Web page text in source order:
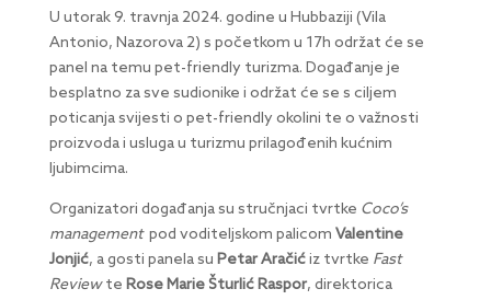
U utorak 9. travnja 2024. godine u Hubbaziji (Vila
Antonio, Nazorova 2) s početkom u 17h održat će se
panel na temu pet-friendly turizma. Događanje je
besplatno za sve sudionike i održat će se s ciljem
poticanja svijesti o pet-friendly okolini te o važnosti
proizvoda i usluga u turizmu prilagođenih kućnim
ljubimcima.
Organizatori događanja su stručnjaci tvrtke Coco’s
managementpod voditeljskom palicom Valentine
Jonjić, a gosti panela su Petar Aračićiz tvrtke Fast
Reviewte Rose MarieŠturlić Raspor, direktorica